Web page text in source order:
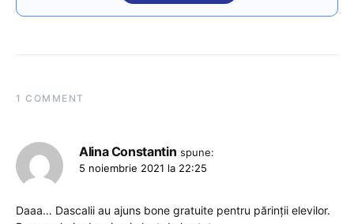
1 COMMENT
Alina Constantin spune:
5 noiembrie 2021 la 22:25
Daaa… Dascalii au ajuns bone gratuite pentru părinții elevilor.